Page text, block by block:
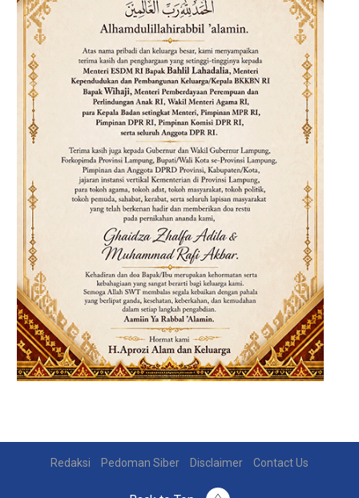
Redaksi Pedoman Siber Disclaimer Contact Us